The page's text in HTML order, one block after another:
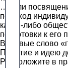
… (или
переход
какой-либо
подготовки к его
Впервые слово
Понятие и идею
Расположите в